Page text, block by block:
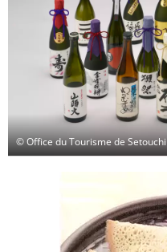
© Office du Tourisme de Setouchi